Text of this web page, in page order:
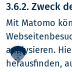
3.6.2. Zweck
Mit Matomo
analysieren.
herausfinden,